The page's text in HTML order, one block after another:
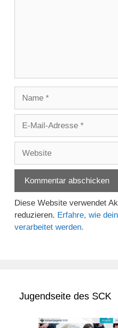
Adresse
Diese Website verwendet
reduzieren. Erfahre, wie
verarbeitet werden.
Jugendseite des SCK